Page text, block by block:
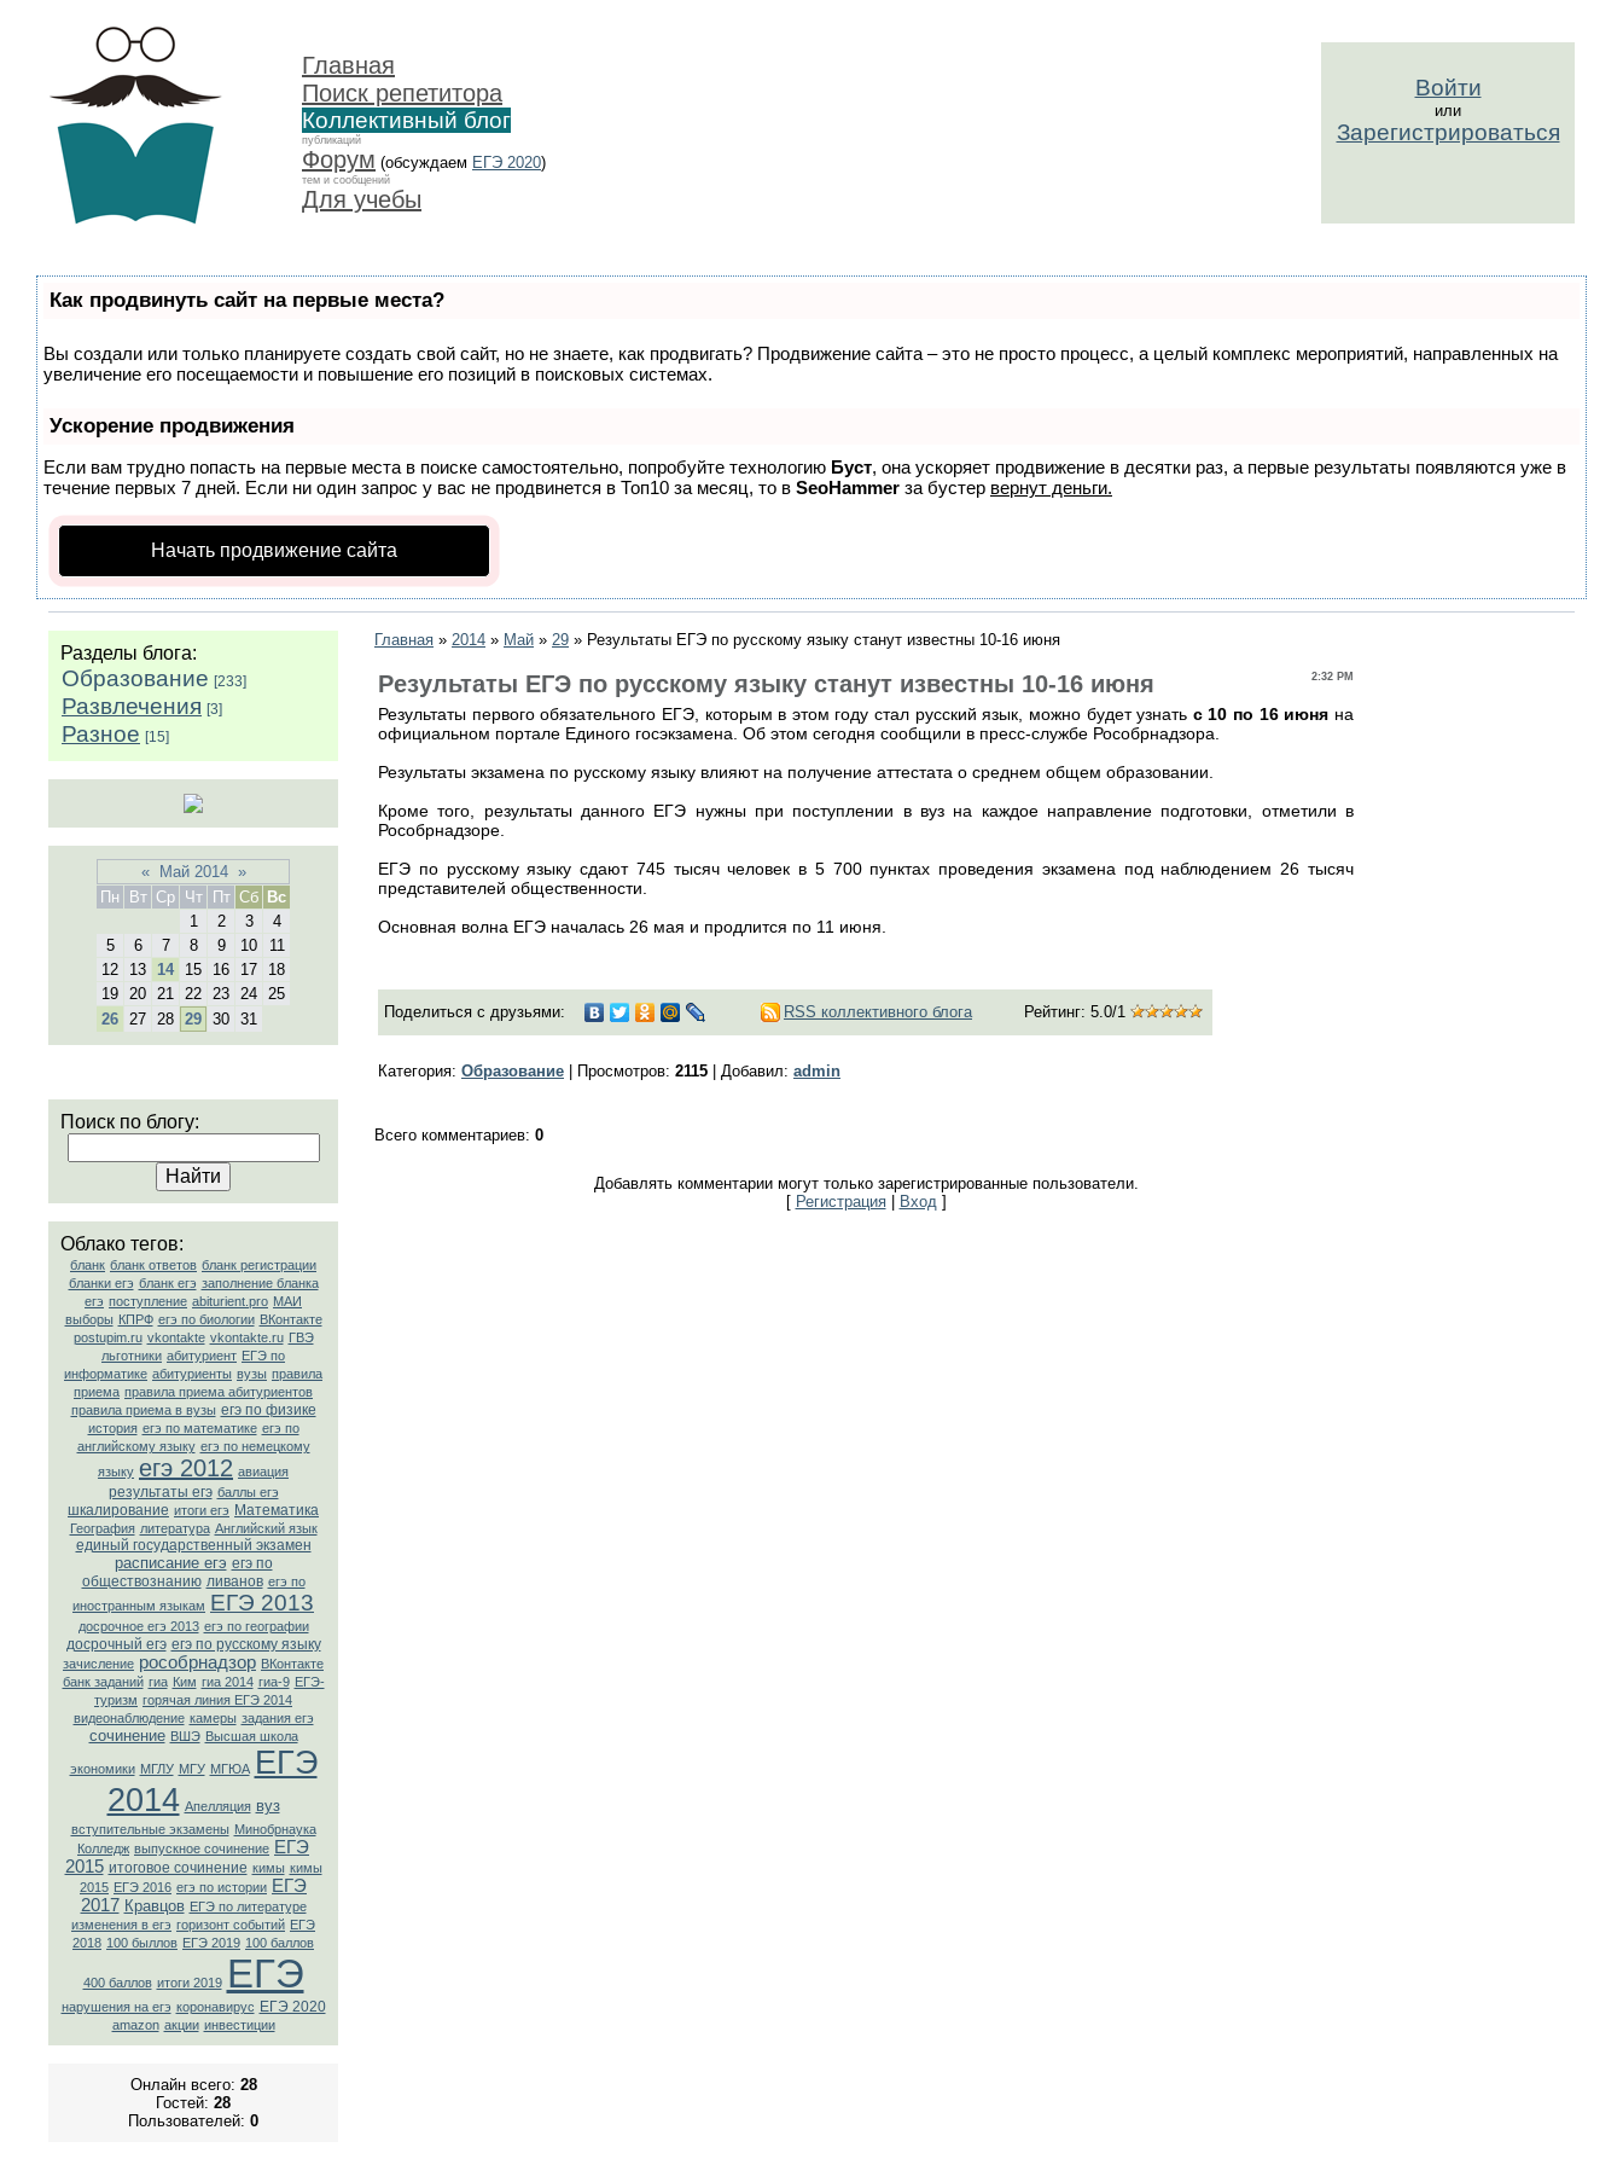
Главная
Поиск репетитора
Коллективный блог
публикаций
Форум (обсуждаем ЕГЭ 2020)
тем и сообщений
Для учебы
Войти
или
Зарегистрироваться
Как продвинуть сайт на первые места?
Вы создали или только планируете создать свой сайт, но не знаете, как продвигать? Продвижение сайта – это не просто процесс, а целый комплекс мероприятий, направленных на
увеличение его посещаемости и повышение его позиций в поисковых системах.
Ускорение продвижения
Если вам трудно попасть на первые места в поиске самостоятельно, попробуйте технологию Буст, она ускоряет продвижение в десятки раз, а первые результаты появляются уже в
течение первых 7 дней. Если ни один запрос у вас не продвинется в Топ10 за месяц, то в SeoHammer за бустер вернут деньги.
Начать продвижение сайта
Разделы блога:
Образование [233]
Развлечения [3]
Разное [15]
« Май 2014 »
Пн
Вт Ср Чт Пт Сб Вс
1
2 3
4
5
6 7 8 9 10
11
12
13 14 15 16 17
18
19 20 21 22 23 24 25
26 27 28 29 30 31
Поиск по блогу:
Облако тегов:
бланк бланк ответов бланк регистрации
бланки егэ бланк егэ заполнение бланка
егэ поступление abiturient.pro МАИ
выборы КПРФ егэ по биологии ВКонтакте
postupim.ru vkontakte vkontakte.ru ГВЭ
льготники абитуриент ЕГЭ по
информатике абитуриенты вузы правила
приема правила приема абитуриентов
правила приема в вузы егэ по физике
история егэ по математике егэ по
английскому языку егэ по немецкому
языку егэ 2012 авиация
результаты егэ баллы егэ
шкалирование итоги егэ Математика
География литература Английский язык
единый государственный экзамен
расписание егэ егэ по
обществознанию ливанов егэ по
иностранным языкам ЕГЭ 2013
досрочное егэ 2013 егэ по географии
досрочный егэ егэ по русскому языку
зачисление рособрнадзор ВКонтaкте
банк заданий гиа Ким гиа 2014 гиа-9 ЕГЭ-
туризм горячая линия ЕГЭ 2014
видеонаблюдение камеры задания егэ
сочинение ВШЭ Высшая школа
экономики МГЛУ МГУ МГЮА ЕГЭ
2014 Апелляция вуз
вступительные экзамены Минобрнаука
Колледж выпускное сочинение ЕГЭ
2015 итоговое сочинение кимы кимы
2015 ЕГЭ 2016 егэ по истории ЕГЭ
2017 Кравцов ЕГЭ по литературе
изменения в егэ горизонт событий ЕГЭ
2018 100 быллов ЕГЭ 2019 100 баллов
400 баллов итоги 2019 ЕГЭ
нарушения на егэ коронавирус ЕГЭ 2020
amazon акции инвестиции
Онлайн всего: 28
Гостей: 28
Пользователей: 0
Главная » 2014 » Май » 29 » Результаты ЕГЭ по русскому языку станут известны 10-16 июня
2:32 PM
Результаты ЕГЭ по русскому языку станут известны 10-16 июня
Результаты первого обязательного ЕГЭ, которым в этом году стал русский язык, можно будет узнать с 10 по 16 июня на
официальном портале Единого госэкзамена. Об этом сегодня сообщили в пресс-службе Рособрнадзора.
Результаты экзамена по русскому языку влияют на получение аттестата о среднем общем образовании.
Кроме того, результаты данного ЕГЭ нужны при поступлении в вуз на каждое направление подготовки, отметили в
Рособрнадзоре.
ЕГЭ по русскому языку сдают 745 тысяч человек в 5 700 пунктах проведения экзамена под наблюдением 26 тысяч
представителей общественности.
Основная волна ЕГЭ началась 26 мая и продлится по 11 июня.
Поделиться с друзьями: RSS коллективного блога Рейтинг: 5.0/1
Категория: Образование Просмотров: 2115 Добавил: admin
Всего комментариев: 0
Добавлять комментарии могут только зарегистрированные пользователи.
[ Регистрация| Вход]